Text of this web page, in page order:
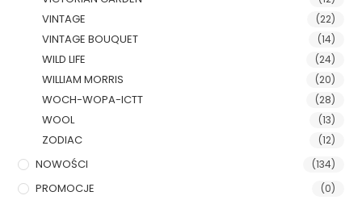
VINTAGE (22)
VINTAGE BOUQUET (14)
WILD LIFE (24)
WILLIAM MORRIS (20)
WOCH-WOPA-ICTT (28)
WOOL (13)
ZODIAC (12)
NOWOŚCI (134)
PROMOCJE (0)